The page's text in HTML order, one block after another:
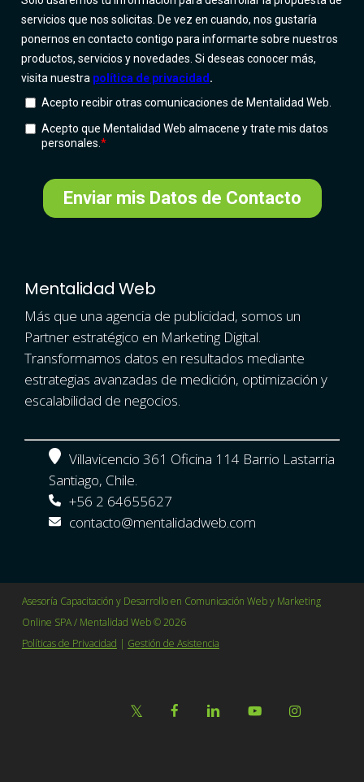
Mentalidad Web
Más que una agencia de publicidad, somos un
Partner estratégico en Marketing Digital.
Transformamos datos en resultados mediante
estrategias avanzadas de medición, optimización y
escalabilidad de negocios.
Villavicencio 361 Oficina 114 Barrio Lastarria
Santiago, Chile.
+56 2 64655627
contacto@mentalidadweb.com
Asesoría Capacitación y Desarrollo en Comunicación Web y Marketing
Online SPA / Mentalidad Web © 2026
Políticas de Privacidad | Gestión de Asistencia